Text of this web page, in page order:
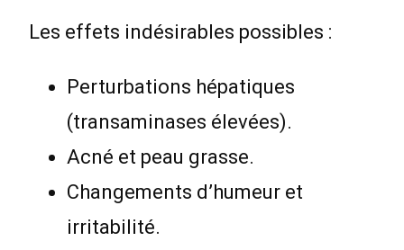
Les effets indésirables possibles :
Perturbations hépatiques
(transaminases élevées).
Acné et peau grasse.
Changements d’humeur et
irritabilité.